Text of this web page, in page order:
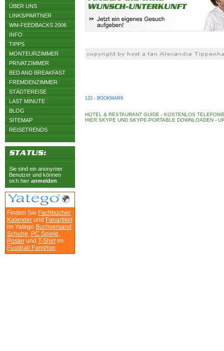
ÜBER UNS
LINKS/PARTNER
WM-FEEDBACKS 2006
INFO
TIPPS
MONTEURZIMMER
PRIVATZIMMER
BED AND BREAKFAST
FREMDENZIMMER
STÄDTEREISE
LAST MINUTE
BLOG
SITEMAP
REISETRENDS
Sie sind ein anonymer
Benutzer und können
sich hier anmelden
Finden Sie Fachbücher,
Kalender und Fanartikel
im Yatego Buchversand .
Schuhe, PC Spiele,
Poster und T-Shirtim
Fussball Fanshop.
123 - BOOKMARK
HOTEL & RESTAURANT GUIDE - KOSTENLOS
HIER SKYPE UND SKYPE-PORTABLE DOWNLOADEN -